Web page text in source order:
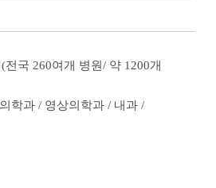
국 260여개 병원/ 약 1200개
학과 / 영상의학과 / 내과 /